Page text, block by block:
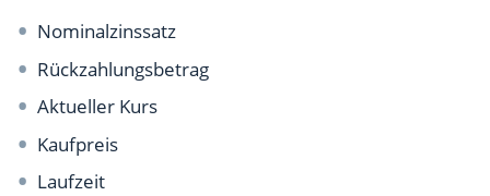
Nominalzinssatz
Rückzahlungsbetrag
Aktueller Kurs
Kaufpreis
Laufzeit